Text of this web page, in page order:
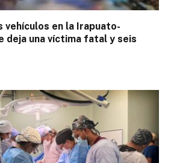
vehículos en la Irapuato-
deja una víctima fatal y seis